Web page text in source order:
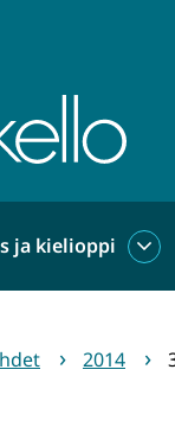
ja kielioppi
2014